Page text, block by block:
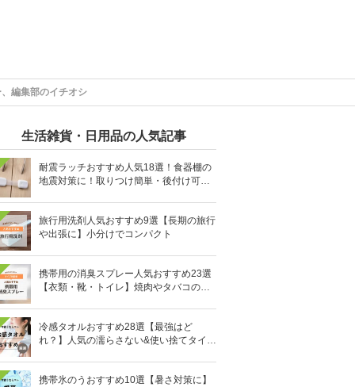
編集部のイチオシ
生活雑貨・日用品の人気記事
耐震ラッチおすすめ人気18選！食器棚の
地震対策に！取りつけ簡単・後付け可能
旅行用洗剤人気おすすめ9選【長期の旅行
や出張に】小分けでコンパクト
携帯用の消臭スプレー人気おすすめ23選
【衣類・靴・トイレ】焼肉やタバコのニ
冷感タオルおすすめ28選【最強はど
れ？】人気の濡らさない&使い捨てタイプ
携帯氷のうおすすめ10選【暑さ対策に】